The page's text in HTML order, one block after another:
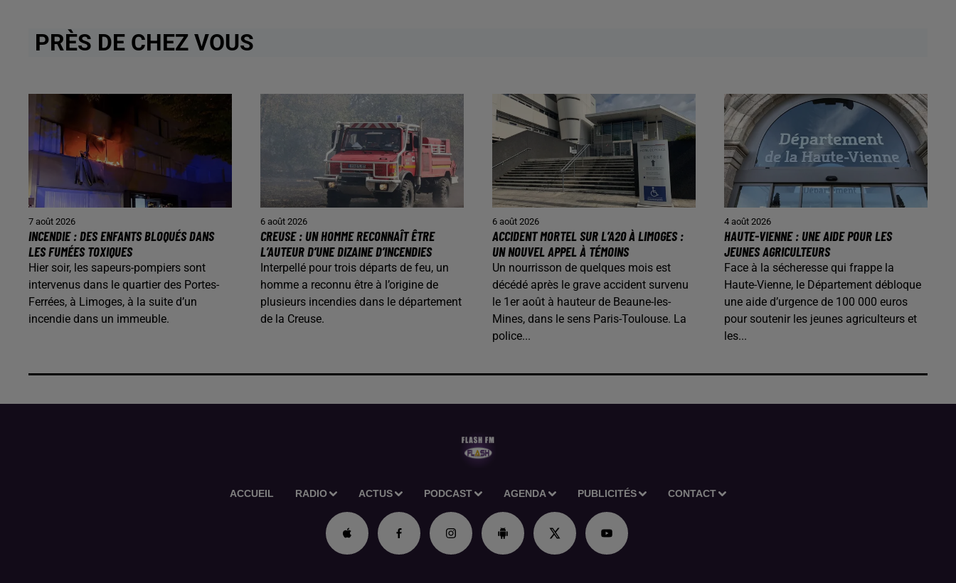
PRÈS DE CHEZ VOUS
7 août 2026
INCENDIE : DES ENFANTS BLOQUÉS DANS
LES FUMÉES TOXIQUES
Hier soir, les sapeurs-pompiers sont
intervenus dans le quartier des Portes-
Ferrées, à Limoges, à la suite d’un
incendie dans un immeuble.
6 août 2026
CREUSE : UN HOMME RECONNAÎT ÊTRE
L’AUTEUR D’UNE DIZAINE D’INCENDIES
Interpellé pour trois départs de feu, un
homme a reconnu être à l’origine de
plusieurs incendies dans le département
de la Creuse.
6 août 2026
ACCIDENT MORTEL SUR L’A20 À LIMOGES :
UN NOUVEL APPEL À TÉMOINS
Un nourrisson de quelques mois est
décédé après le grave accident survenu
le 1er août à hauteur de Beaune-les-
Mines, dans le sens Paris-Toulouse. La
police...
4 août 2026
HAUTE-VIENNE : UNE AIDE POUR LES
JEUNES AGRICULTEURS
Face à la sécheresse qui frappe la
Haute-Vienne, le Département débloque
une aide d’urgence de 100 000 euros
pour soutenir les jeunes agriculteurs et
les...
ACCUEIL RADIO ACTUS PODCAST AGENDA PUBLICITÉS CONTACT